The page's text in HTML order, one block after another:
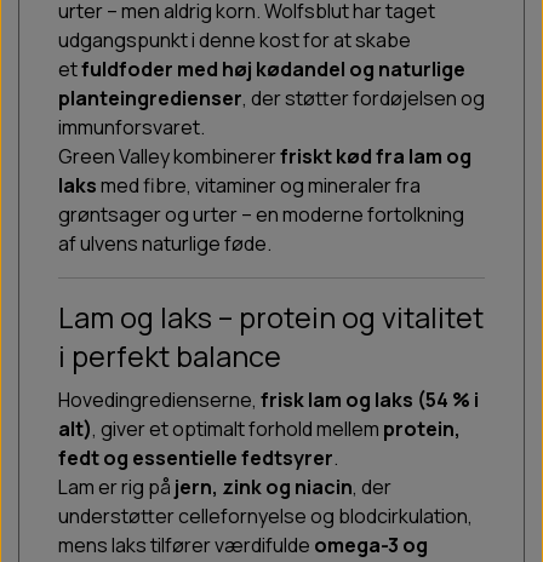
urter – men aldrig korn. Wolfsblut har taget
udgangspunkt i denne kost for at skabe
etfuldfoder med høj kødandel og naturlige
planteingredienser, der støtter fordøjelsen og
immunforsvaret.
Green Valley kombinererfriskt kød fra lam og
laksmed fibre, vitaminer og mineraler fra
grøntsager og urter – en moderne fortolkning
af ulvens naturlige føde.
Lam og laks – protein og vitalitet
i perfekt balance
Hovedingredienserne, frisk lam og laks (54 % i
alt), giver et optimalt forhold mellem protein,
fedt og essentielle fedtsyrer.
Lam er rig på jern, zink og niacin, der
understøtter cellefornyelse og blodcirkulation,
mens laks tilfører værdifulde omega-3 og